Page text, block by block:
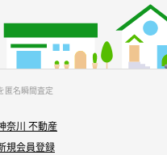
匿名瞬間査定
奈川 不動産
規会員登録